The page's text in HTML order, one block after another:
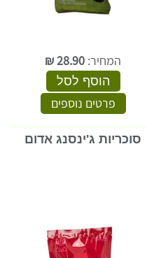
המחיר: 28.90
₪
הוסף לסל
פרטים נוספים
סוכריות ג'ינסנג אדום